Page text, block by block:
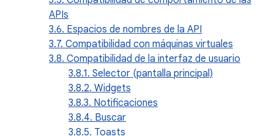
APIs
3.6. Espacios de nombres de la API
3.7. Compatibilidad con máquinas virtuales
3.8. Compatibilidad de la interfaz de usuario
3.8.1. Selector (pantalla principal)
3.8.2. Widgets
3.8.3. Notificaciones
3.8.4. Buscar
3.8.5. Toasts